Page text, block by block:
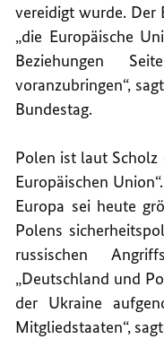
vereidigt wurde. Der
„die Europäische
Beziehungen
voranzubringen“,
Bundestag.
Polen ist laut Scholz
Europäischen
Europa sei heute
Polens
russischen
„Deutschland und
der Ukraine
Mitgliedstaaten“,